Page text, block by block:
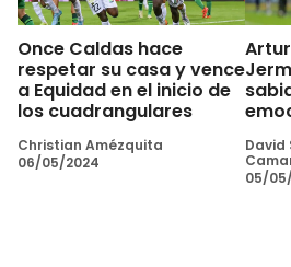
Once Caldas hace
respetar su casa y vence
a Equidad en el inicio de
los cuadrangulares
Christian Amézquita
06/05/2024
David
05/